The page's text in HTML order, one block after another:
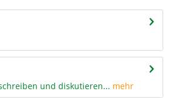
und diskutieren... mehr